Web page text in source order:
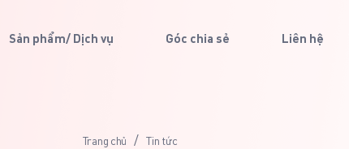
Sản phẩm/ Dịch vụ Góc chia sẻ Liên hệ
Trang chủ / Tin tức